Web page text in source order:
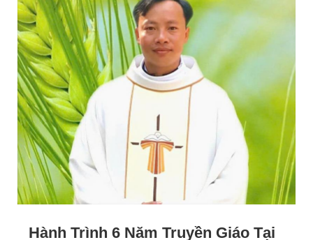
Hành Trình 6 Năm Truyền Giáo Tại